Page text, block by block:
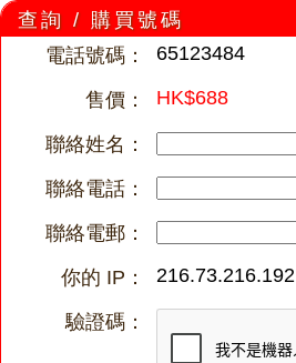
查詢 / 購買號碼
電話號碼：
65123484
售價： HK$688
聯絡姓名：
聯絡電話：
聯絡電郵：
你的 IP：
216.73.216.192
驗證碼：